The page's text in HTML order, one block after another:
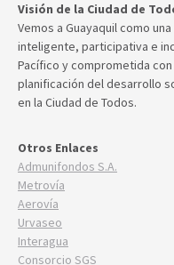
Visión de la Ciudad de
Vemos a Guayaquil como
inteligente, participativa e
Pacífico y comprometida
planificación del desarrollo
en la Ciudad de Todos.
Otros Enlaces
Admunifondos S.A.
Metrovía
Aerovía
Urvaseo
Interagua
Consorcio SGS